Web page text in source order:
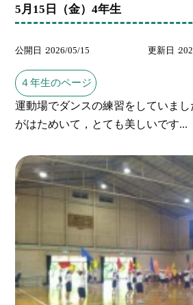
5月15日（金）4年生
公開日 2026/05/15 更新日
４年生のページ
運動場でダンスの練習をしていま
がはためいて，とても美しいです...